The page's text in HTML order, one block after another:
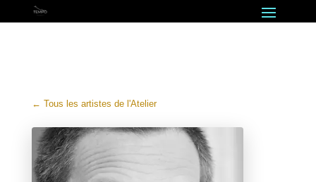
← Tous les artistes de l'Atelier